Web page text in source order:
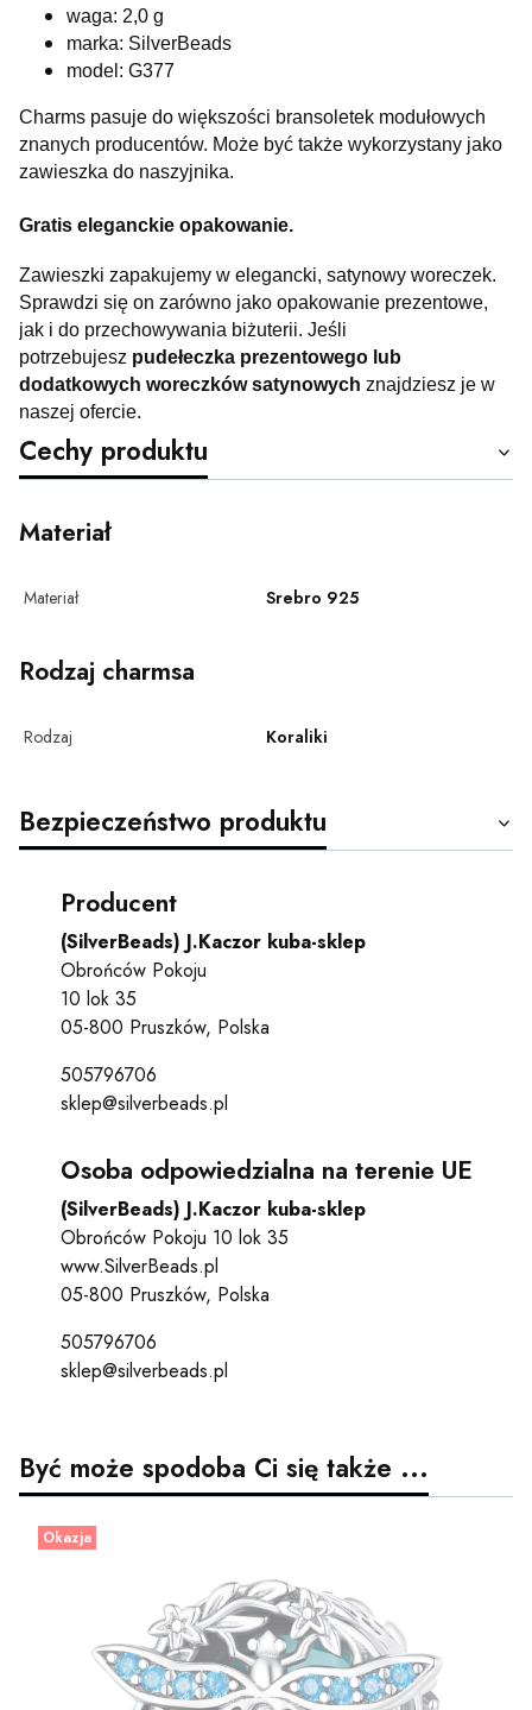
waga: 2,0 g
marka: SilverBeads
model: G377
Charms pasuje do większości bransoletek modułowych
znanych producentów. Może być także wykorzystany jako
zawieszka do naszyjnika.
Gratis eleganckie opakowanie.
Zawieszki zapakujemy w elegancki, satynowy woreczek.
Sprawdzi się on zarówno jako opakowanie prezentowe,
jak i do przechowywania biżuterii. Jeśli
potrzebujesz pudełeczka prezentowego lub
dodatkowych woreczków satynowych znajdziesz je w
naszej ofercie.
Cechy produktu
Materiał
Materiał Srebro 925
Rodzaj charmsa
Rodzaj Koraliki
Bezpieczeństwo produktu
Producent
(SilverBeads) J.Kaczor kuba-sklep
Obrońców Pokoju
10 lok 35
05-800 Pruszków, Polska
505796706
sklep@silverbeads.pl
Osoba odpowiedzialna na terenie UE
(SilverBeads) J.Kaczor kuba-sklep
Obrońców Pokoju 10 lok 35
www.SilverBeads.pl
05-800 Pruszków, Polska
505796706
sklep@silverbeads.pl
Być może spodoba Ci się także ...
Okazja